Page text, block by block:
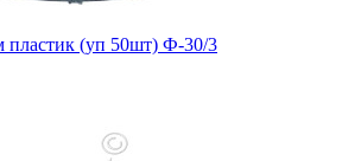
пластик (уп 50шт) Ф-30/3